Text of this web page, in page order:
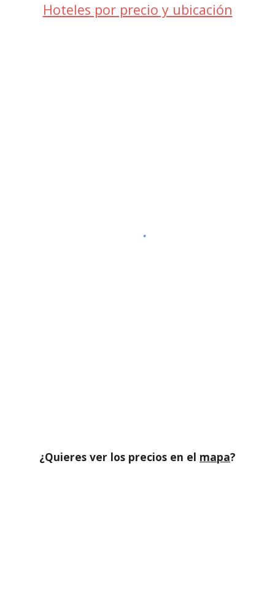
Hoteles por precio y ubicación
¿Quieres ver los precios en el mapa?